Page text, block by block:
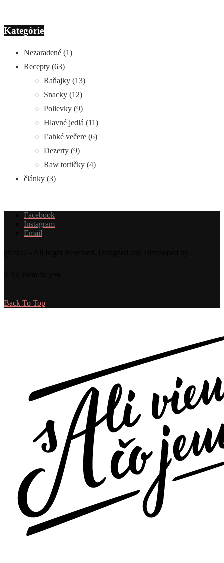
Kategórie
Nezaradené (1)
Recepty (63)
Raňajky (13)
Snacky (12)
Polievky (9)
Hlavné jedlá (11)
Ľahké večere (6)
Dezerty (9)
Raw tortičky (4)
články (3)
Facebook
Instagram
Email
Back To Top